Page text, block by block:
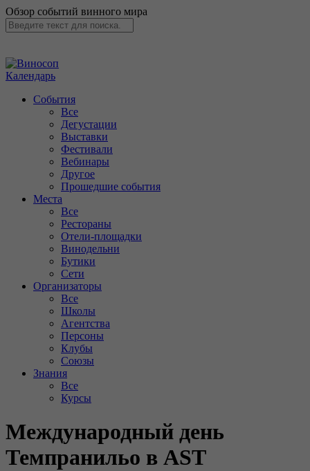
Обзор событий винного мира
Календарь
События
Все
Дегустации
Выставки
Фестивали
Вебинары
Другое
Прошедшие события
Места
Все
Рестораны
Отели-площадки
Винодельни
Бутики
Сети
Организаторы
Все
Школы
Агентства
Персоны
Клубы
Союзы
Знания
Все
Курсы
Международный день
Темпранильо в AST